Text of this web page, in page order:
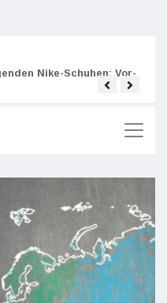
Nike-Schuhen: Vor-